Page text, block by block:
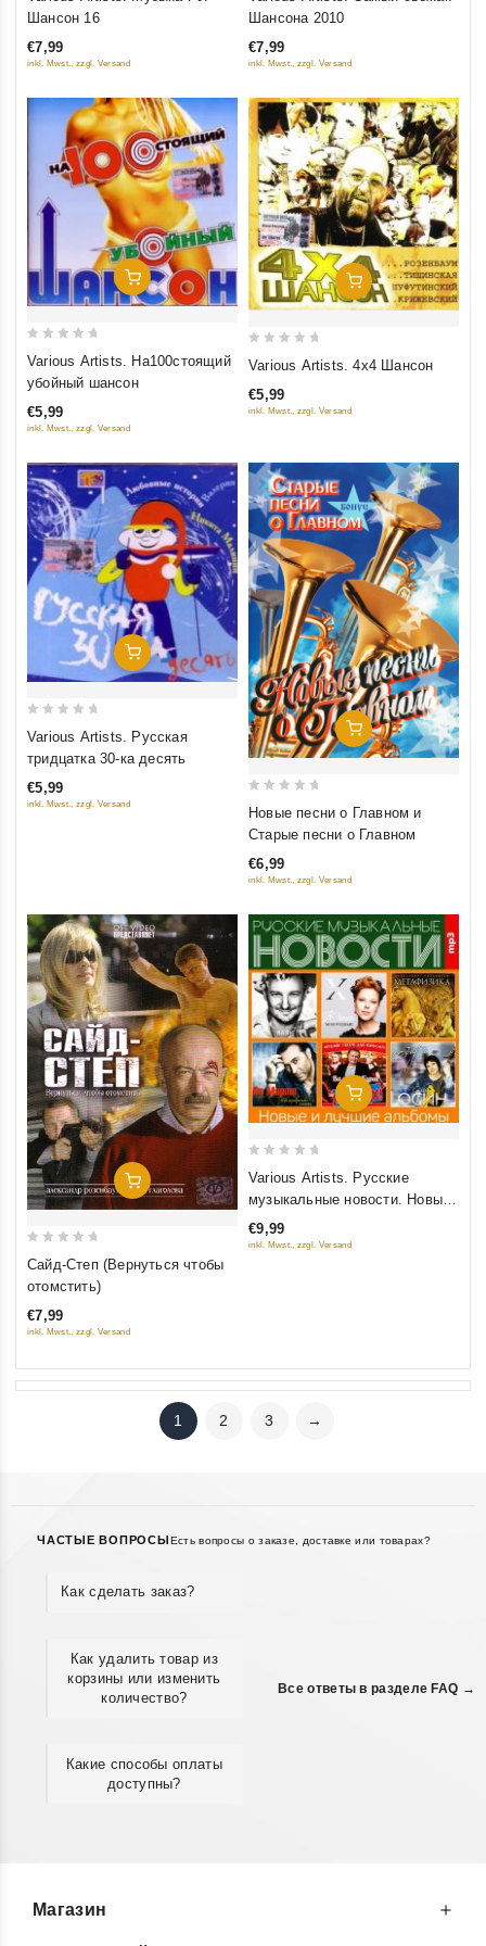
5
Шансон 16
€7,99
inkl. Mwst., zzgl. Versand
5
Шансона 2010
€7,99
inkl. Mwst., zzgl. Versand
Добавить В Корзину
5
Various Artists. На100стоящий
убойный шансон
€5,99
inkl. Mwst., zzgl. Versand
Добавить В Корзину
of
Various Artists. 4х4 Шансон
€5,99
inkl. Mwst., zzgl. Versand
Добавить В Корзину
5
Various Artists. Русская
тридцатка 30-ка десять
€5,99
inkl. Mwst., zzgl. Versand
Добавить В Корзину
5
Новые песни о Главном и
Старые песни о Главном
€6,99
inkl. Mwst., zzgl. Versand
Добавить В Корзину
5
Сайд-Степ (Вернуться чтобы
отомстить)
€7,99
inkl. Mwst., zzgl. Versand
Добавить В Корзину
5
Various Artists. Русские
музыкальные новости. Новые
и лучшие альбомы (mp3)
€9,99
inkl. Mwst., zzgl. Versand
1 2 3 →
ЧАСТЫЕ ВОПРОСЫЕсть вопросы о заказе, доставке или товарах?
Как сделать заказ?
Как удалить товар из
корзины или изменить
количество?
Какие способы оплаты
доступны?
Все ответы в разделе FAQ →
Магазин